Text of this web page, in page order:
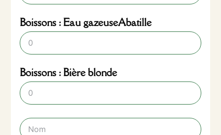
Boissons : Eau gazeuseAbatille
Boissons : Bière blonde